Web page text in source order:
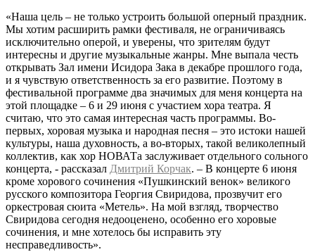
«Наша цель – не только устроить большой оперный праздник.
Мы хотим расширить рамки фестиваля, не ограничиваясь
исключительно оперой, и уверены, что зрителям будут
интересны и другие музыкальные жанры. Мне выпала честь
открывать Зал имени Исидора Зака в декабре прошлого года,
и я чувствую ответственность за его развитие. Поэтому в
фестивальной программе два значимых для меня концерта на
этой площадке – 6 и 29 июня с участием хора театра. Я
считаю, что это самая интересная часть программы. Во-
первых, хоровая музыка и народная песня – это истоки нашей
культуры, наша духовность, а во-вторых, такой великолепный
коллектив, как хор НОВАТа заслуживает отдельного сольного
концерта, - рассказал Дмитрий Корчак. – В концерте 6 июня
кроме хорового сочинения «Пушкинский венок» великого
русского композитора Георгия Свиридова, прозвучит его
оркестровая сюита «Метель». На мой взгляд, творчество
Свиридова сегодня недооценено, особенно его хоровые
сочинения, и мне хотелось бы исправить эту
несправедливость».